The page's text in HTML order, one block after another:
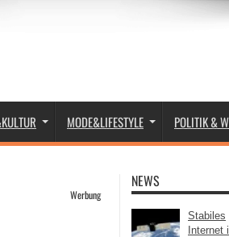
MODE&LIFESTYLE POLITIK &
Werbung
NEWS
Stabiles
Internet